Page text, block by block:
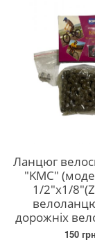
Ланцюг
"KMC"
1/2"x1/
дорожніх
150